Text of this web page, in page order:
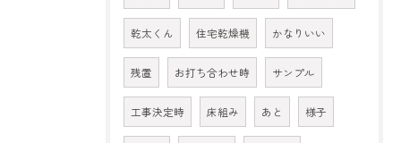
乾太くん 住宅乾燥機 かなりいい
残置 お打ち合わせ時 サンプル
工事決定時 床組み あと 様子